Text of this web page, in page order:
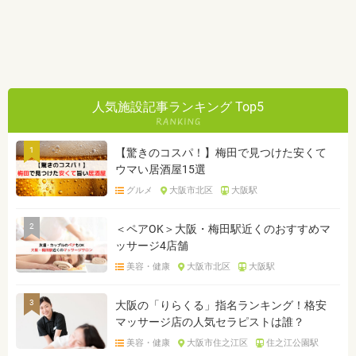
人気施設記事ランキング Top5
1
【驚きのコスパ！】梅田で見つけた安くて
ウマい居酒屋15選
グルメ 大阪市北区 大阪駅
2
＜ペアOK＞大阪・梅田駅近くのおすすめマ
ッサージ4店舗
美容・健康 大阪市北区 大阪駅
3
大阪の「りらくる」指名ランキング！格安
マッサージ店の人気セラピストは誰？
美容・健康 大阪市住之江区 住之江公園駅